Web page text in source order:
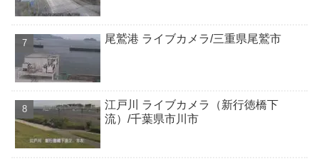
尾鷲港 ライブカメラ/三重県尾鷲市
江戸川 ライブカメラ（新行徳橋下
流）/千葉県市川市